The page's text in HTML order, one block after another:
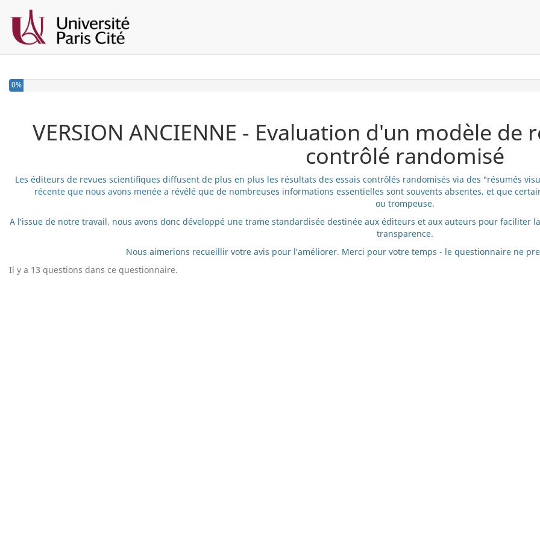
0%
VERSION ANCIENNE - Evaluation d'un modèle de
contrôlé randomisé
Les éditeurs de revues scientifiques diffusent de plus en plus les résultats des essais contrôlés randomisés via des "résumés
récente que nous avons menéea révélé que de nombreuses informations essentielles sont souvents absentes, et que
ou trompeuse.
A l'issue de notre travail, nous avons donc développé une trame standardisée destinée aux éditeurs et aux auteurs pour
transparence.
Nous aimerions recueillir votre avis pour l'améliorer. Merci pour votre temps - le questionnaire ne
Il y a 13 questions dans ce questionnaire.